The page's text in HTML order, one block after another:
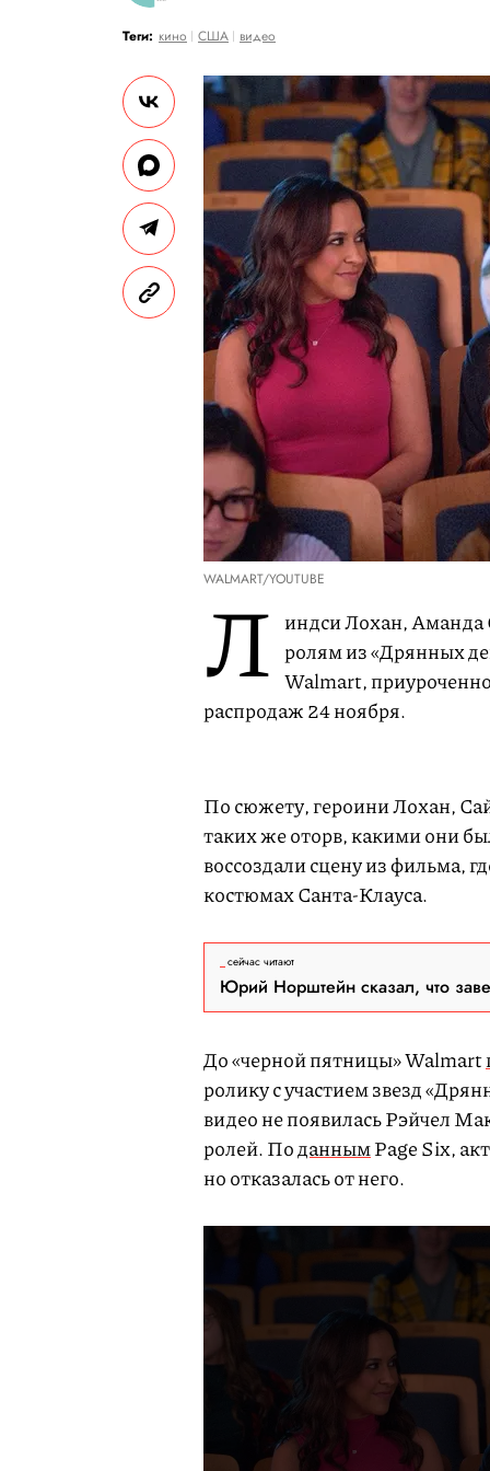
Теги: кино США видео
WALMART/YOUTUBE
Л индси Лохан, Аманда
ролям из «Дрянных
Walmart,
распродаж 24 ноября.
По сюжету, героини Лохан,
таких же оторв, какими они
воссоздали сцену из фильма,
костюмах Санта-Клауса.
сейчас читают
Юрий Норштейн сказал, что
До «черной пятницы» Walmart
ролику с участием звезд
видео не появилась Рэйчел
ролей. ПоданнымPage Six,
но отказалась от него.